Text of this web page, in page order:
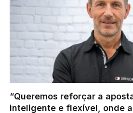
“Queremos reforçar a
inteligente e flexível, onde